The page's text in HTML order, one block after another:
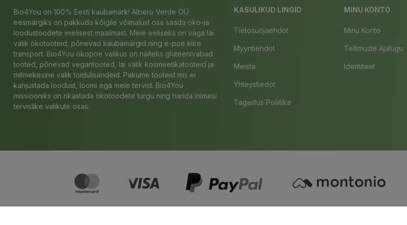
Bio4You on 100% Eesti kaubamärk! Albero Verde OÜ
eesmärgiks on pakkuda kõigile võimalust osa saada öko-ja
loodustoodete imelisest maailmast. Meie eeliseks on väga lai
valik ökotooteid, põnevad kaubamärgid ning e-poe kiire
transport. Bio4You ökopoe valikus on näiteks gluteenivabad
tooted, põnevad vegantooted, lai valik kosmeetikatooteid ja
mitmekesine valik toidulisandeid. Pakume tooteid mis ei
kahjustada loodust, loomi ega meie tervist. Bio4You
missiooniks on rikastada ökotoodete turgu ning harida inimesi
tervislike valikute osas.
KASULIKUD LINGID
Tietosuojaehdot
Myyntiehdot
Meistä
Yhteystiedot
Tagastus Poliitika
MINU KONTO
Minu Konto
Tellimuste Ajalugu
Identiteet